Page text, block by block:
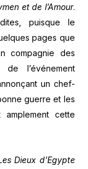
et de l’Amour.
puisque le
pages que
compagnie des
l’événement
un chef-
guerre et les
amplement cette
Dieux d’Egypte